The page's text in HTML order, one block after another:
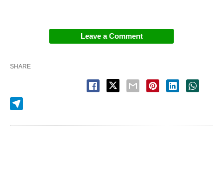
Leave a Comment
SHARE